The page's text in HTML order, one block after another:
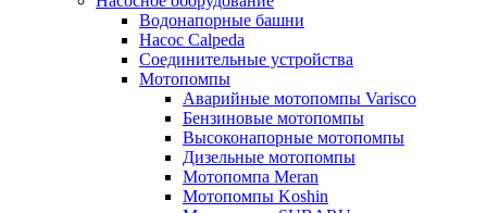
Водонапорные башни
Насос Calpeda
Соединительные устройства
Мотопомпы
Аварийные мотопомпы Varisco
Бензиновые мотопомпы
Высоконапорные мотопомпы
Дизельные мотопомпы
Мотопомпа Meran
Мотопомпы Koshin